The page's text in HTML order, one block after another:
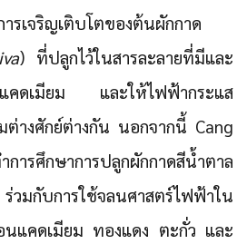
รเจริญเติบโตของต้นผักกาด
) ที่ปลูกไว้ในสารละลายที่มีและ
แคดเมียม และให้ไฟฟ้ากระแส
างศักย์ต่างกัน นอกจากนี้ Cang
ารศึกษาการปลูกผักกาดสีน้ำตาล
มกับการใช้จลนศาสตร์ไฟฟ้าใน
แคดเมียม ทองแดง ตะกั่ว และ